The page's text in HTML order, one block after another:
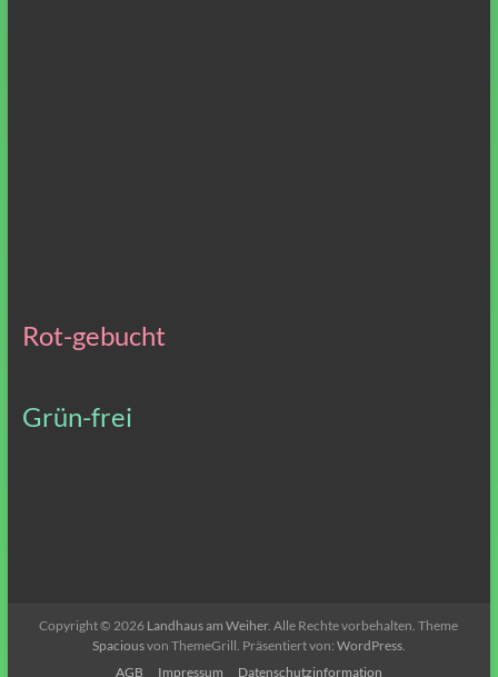
Rot-gebucht
Grün-frei
Copyright © 2026 Landhaus am Weiher. Alle Rechte vorbehalten. Theme
Spaciousvon ThemeGrill. Präsentiert von: WordPress.
AGB
Impressum Datenschutzinformation